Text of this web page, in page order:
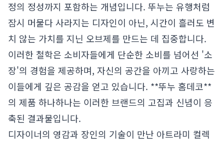
정의 정성까지 포함하는 개념입니다. 뚜누는 유행처럼
잠시 머물다 사라지는 디자인이 아닌, 시간이 흘러도 변
치 않는 가치를 지닌 오브제를 만드는 데 집중합니다.
이러한 철학은 소비자들에게 단순한 소비를 넘어선 '소
장'의 경험을 제공하며, 자신의 공간을 아끼고 사랑하는
이들에게 깊은 공감을 얻고 있습니다. **뚜누 홈데코**
의 제품 하나하나는 이러한 브랜드의 고집과 신념이 응
축된 결과물입니다.
디자이너의 영감과 장인의 기술이 만난 아트라미 컬렉